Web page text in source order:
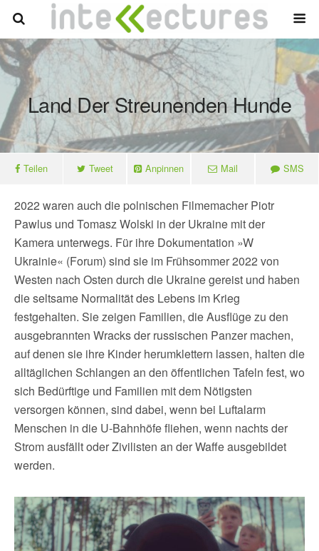
Land Der Streunenden Hunde
Teilen Tweet Anpinnen Mail SMS
2022 waren auch die polnischen Filmemacher Piotr
Pawlus und Tomasz Wolski in der Ukraine mit der
Kamera unterwegs. Für ihre Dokumentation »W
Ukrainie« (Forum) sind sie im Frühsommer 2022 von
Westen nach Osten durch die Ukraine gereist und haben
die seltsame Normalität des Lebens im Krieg
festgehalten. Sie zeigen Familien, die Ausflüge zu den
ausgebrannten Wracks der russischen Panzer machen,
auf denen sie ihre Kinder herumklettern lassen, halten die
alltäglichen Schlangen an den öffentlichen Tafeln fest, wo
sich Bedürftige und Familien mit dem Nötigsten
versorgen können, sind dabei, wenn bei Luftalarm
Menschen in die U-Bahnhöfe fliehen, wenn nachts der
Strom ausfällt oder Zivilisten an der Waffe ausgebildet
werden.